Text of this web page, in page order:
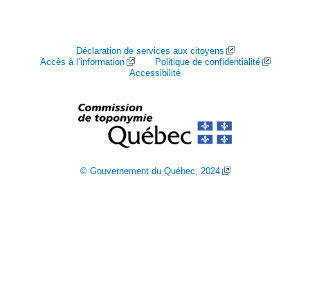
Déclaration de services aux citoyens
Accès à l’information
Politique de confidentialité
Accessibilité
© Gouvernement du Québec, 2024